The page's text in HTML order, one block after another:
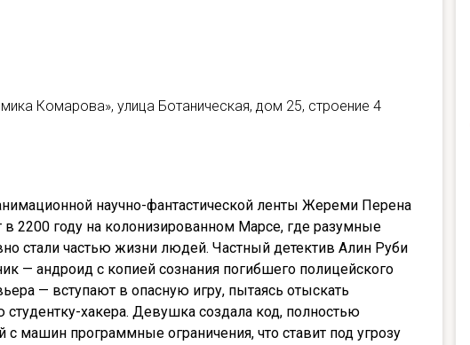
Комарова», улица Ботаническая, дом 25, строение 4
научно-фантастической ленты Жереми Перена
в 2200 году на колонизированном Марсе, где разумные
стали частью жизни людей. Частный детектив Алин Руби
— андроид с копией сознания погибшего полицейского
— вступают в опасную игру, пытаясь отыскать
хакера. Девушка создала код, полностью
машин программные ограничения, что ставит под угрозу